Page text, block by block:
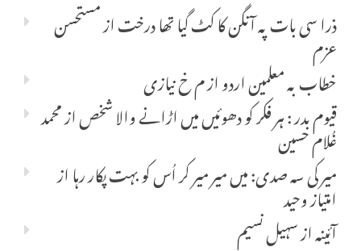
ذرا سی بات پہ آنگن کا کٹ گیا تھا درختازمستحسن
عزم
خطاب بہ معلمین اردوازم خ نیازی
قیوم بدر : ہر فکر کو دھوئیں میں اڑانے والا شخصازمحمد
غُلام حسین
میر کی سہ صدی: میں میر میر کر اُس کو بہت پکار رہااز
امتیاز وحید
آئینہازسہیل نسیم